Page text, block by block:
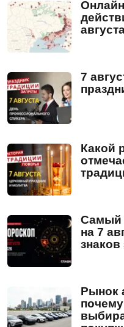
7
Какой
Самый
на 7
знаков
Рынок